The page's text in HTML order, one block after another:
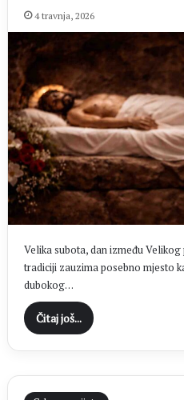
4 travnja, 2026
Velika subota, dan između Velikog
tradiciji zauzima posebno mjesto
dubokog…
Čitaj još...